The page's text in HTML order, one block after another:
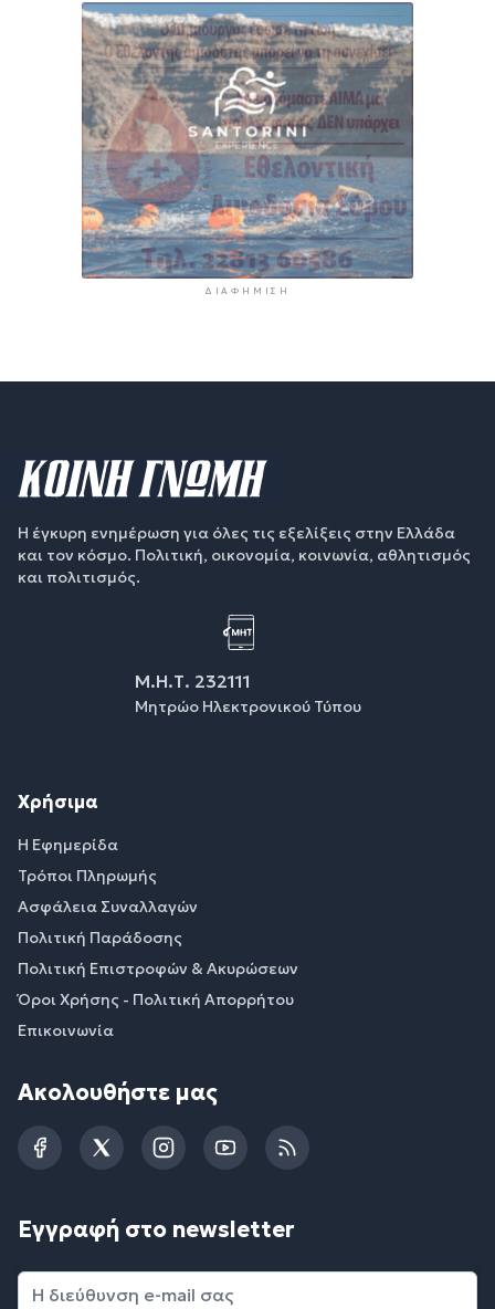
ΔΙΑΦΉΜΙΣΗ
Η έγκυρη ενημέρωση για όλες τις εξελίξεις στην Ελλάδα
και τον κόσμο. Πολιτική, οικονομία, κοινωνία, αθλητισμός
και πολιτισμός.
Μ.Η.Τ. 232111
Μητρώο Ηλεκτρονικού Τύπου
Χρήσιμα
Η Εφημερίδα
Τρόποι Πληρωμής
Ασφάλεια Συναλλαγών
Πολιτική Παράδοσης
Πολιτική Επιστροφών & Ακυρώσεων
Όροι Χρήσης - Πολιτική Απορρήτου
Επικοινωνία
Ακολουθήστε μας
FacebookTwitterInstagramYouTubeRSS
Εγγραφή στο newsletter